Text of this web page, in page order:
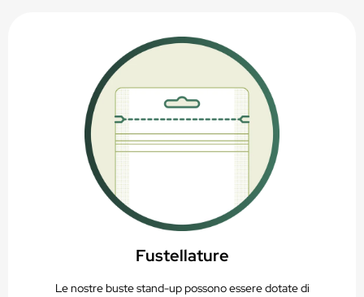
Fustellature
Le nostre buste stand-up possono essere dotate di